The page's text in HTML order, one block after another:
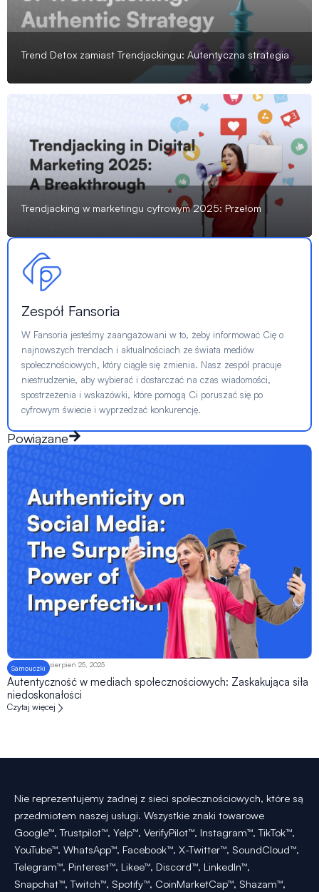
Trend Detox zamiast Trendjackingu: Autentyczna strategia
Trendjacking w marketingu cyfrowym 2025: Przełom
Zespół Fansoria
W Fansoria jesteśmy zaangażowani w to, żeby informować Cię o
najnowszych trendach i aktualnościach ze świata mediów
społecznościowych, który ciągle się zmienia. Nasz zespół pracuje
niestrudzenie, aby wybierać i dostarczać na czas wiadomości,
spostrzeżenia i wskazówki, które pomogą Ci poruszać się po
cyfrowym świecie i wyprzedzać konkurencję.
Powiązane
Samouczki sierpień 25, 2025
Autentyczność w mediach społecznościowych: Zaskakująca siła
niedoskonałości
Czytaj więcej
Nie reprezentujemy żadnej z sieci społecznościowych, które są
przedmiotem naszej usługi. Wszystkie znaki towarowe
Google™, Trustpilot™, Yelp™, VerifyPilot™, Instagram™, TikTok™,
YouTube™, WhatsApp™, Facebook™, X-Twitter™, SoundCloud™,
Telegram™, Pinterest™, Likee™, Discord™, LinkedIn™,
Snapchat™, Twitch™, Spotify™, CoinMarketCap™, Shazam™,